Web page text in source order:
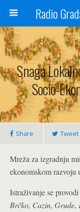
Snaga
Socio-
Share Tweet
Mreža za izgradnju
ekonomskom razvoju
Istraživanje se
Brčko, Cazin,